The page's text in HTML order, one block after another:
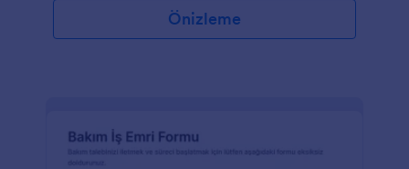
Önizleme